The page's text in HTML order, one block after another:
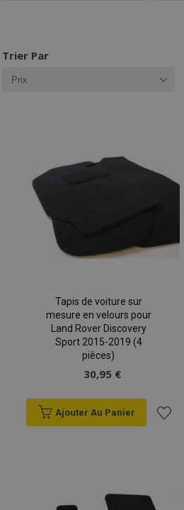
Trier Par
Tapis de voiture sur
mesure en velours pour
Land Rover Discovery
Sport 2015-2019 (4
pièces)
30,95 €
Ajouter Au Panier
liste